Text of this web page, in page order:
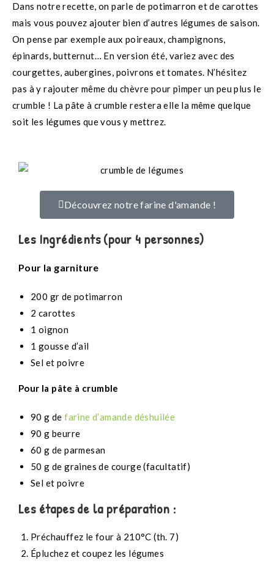
Dans notre recette, on parle de potimarron et de carottes
mais vous pouvez ajouter bien d’autres légumes de saison.
On pense par exemple aux poireaux, champignons,
épinards, butternut… En version été, variez avec des
courgettes, aubergines, poivrons et tomates. N’hésitez
pas à y rajouter même du chèvre pour pimper un peu plus le
crumble ! La pâte à crumble restera elle la même quelque
soit les légumes que vous y mettrez.
Découvrez notre farine d'amande !
Les Ingrédients (pour 4 personnes)
Pour la garniture
200 gr de potimarron
2 carottes
1 oignon
1 gousse d’ail
Sel et poivre
Pour la pâte à crumble
90 g defarine d’amande déshuilée
90 g beurre
60 g de parmesan
50 g de graines de courge (facultatif)
Sel et poivre
Les étapes de la préparation :
Préchauffez le four à 210°C (th. 7)
Épluchez et coupez les légumes